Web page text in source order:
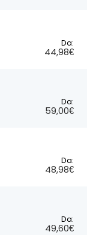
Da:
44,98€
Da:
59,00€
Da:
48,98€
Da:
49,60€